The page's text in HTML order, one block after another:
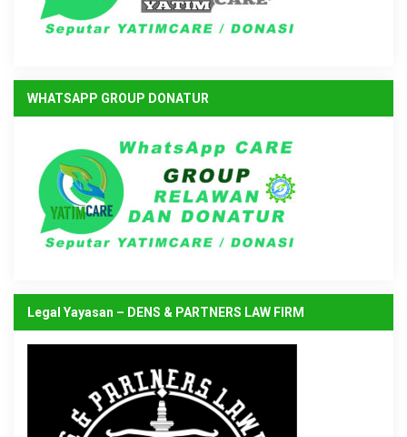
WHATSAPP GROUP DONATUR
Legal Yayasan – DENS & PARTNERS LAW FIRM